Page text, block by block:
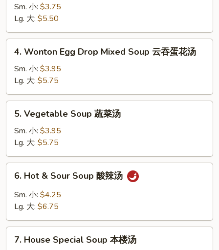
Rice
Soup
鸡
米
Sm. 小: $3.75
Lg. 大: $5.50
Wonton
Egg
Drop
Mixed
Soup
汤
4. Wonton Egg Drop Mixed Soup 云吞蛋花汤
Sm. 小: $3.95
Lg. 大: $5.75
Vegetable
Soup
菜
汤
5. Vegetable Soup 蔬菜汤
Sm. 小: $3.95
Lg. 大: $5.75
Hot
Sour
酸
6. Hot & Sour Soup 酸辣汤
Sm. 小: $4.25
Lg. 大: $6.75
House
7. House Special Soup 本楼汤